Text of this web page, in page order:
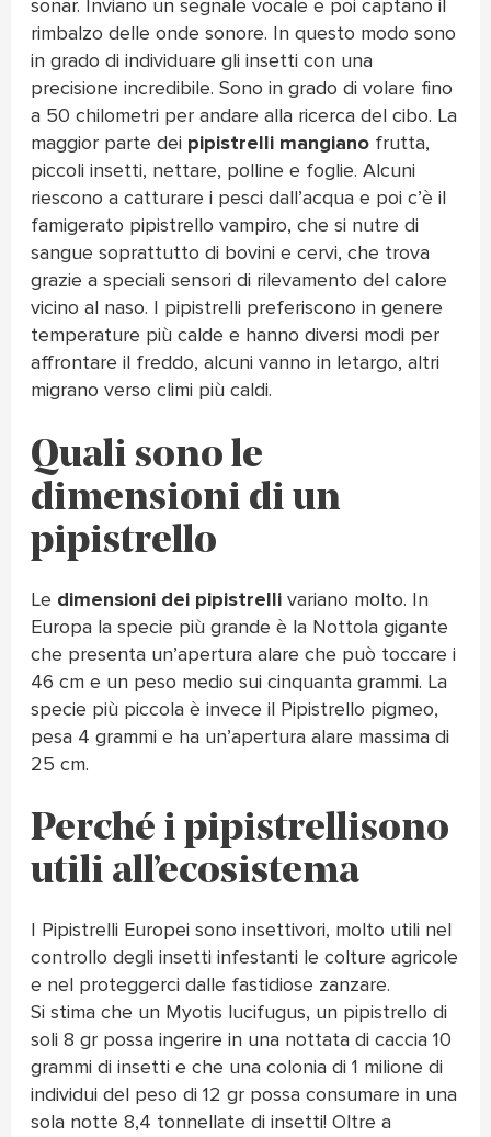
sonar. Inviano un segnale vocale e poi captano il
rimbalzo delle onde sonore. In questo modo sono
in grado di individuare gli insetti con una
precisione incredibile. Sono in grado di volare fino
a 50 chilometri per andare alla ricerca del cibo. La
maggior parte dei pipistrelli mangianofrutta,
piccoli insetti, nettare, polline e foglie. Alcuni
riescono a catturare i pesci dall’acqua e poi c’è il
famigerato pipistrello vampiro, che si nutre di
sangue soprattutto di bovini e cervi, che trova
grazie a speciali sensori di rilevamento del calore
vicino al naso. I pipistrelli preferiscono in genere
temperature più calde e hanno diversi modi per
affrontare il freddo, alcuni vanno in letargo, altri
migrano verso climi più caldi.
Quali sono le
dimensioni di un
pipistrello
Le dimensioni dei pipistrellivariano molto. In
Europa la specie più grande è la Nottola gigante
che presenta un’apertura alare che può toccare i
46 cm e un peso medio sui cinquanta grammi. La
specie più piccola è invece il Pipistrello pigmeo,
pesa 4 grammi e ha un’apertura alare massima di
25 cm.
Perché i pipistrelli sono
utili all’ecosistema
I Pipistrelli Europei sono insettivori, molto utili nel
controllo degli insetti infestanti le colture agricole
e nel proteggerci dalle fastidiose zanzare.
Si stima che un Myotis lucifugus, un pipistrello di
soli 8 gr possa ingerire in una nottata di caccia 10
grammi di insetti e che una colonia di 1 milione di
individui del peso di 12 gr possa consumare in una
sola notte 8,4 tonnellate di insetti! Oltre a